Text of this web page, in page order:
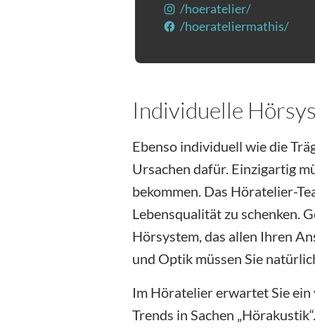
/hoeratelier/(Öffnet in
/hoerateliermathis/
Individuelle
Ebenso individuell wie die
Ursachen dafür. Einzigartig
bekommen. Das Höratelier-
Lebensqualität zu schenken.
Hörsystem, das allen Ihren
und Optik müssen Sie
Im Höratelier erwartet Sie
Trends in Sachen